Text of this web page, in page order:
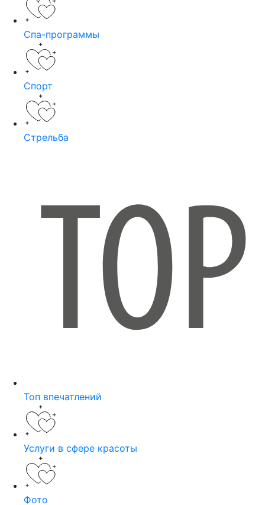
Спа-программы
Спорт
Стрельба
Топ впечатлений
Услуги в сфере красоты
Фото